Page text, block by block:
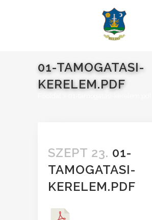
01-TAMOGATASI-
KERELEM.PDF
SZEPT 23. 01-
TAMOGATASI-
KERELEM.PDF